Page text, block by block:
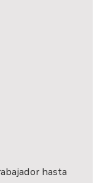
hasta